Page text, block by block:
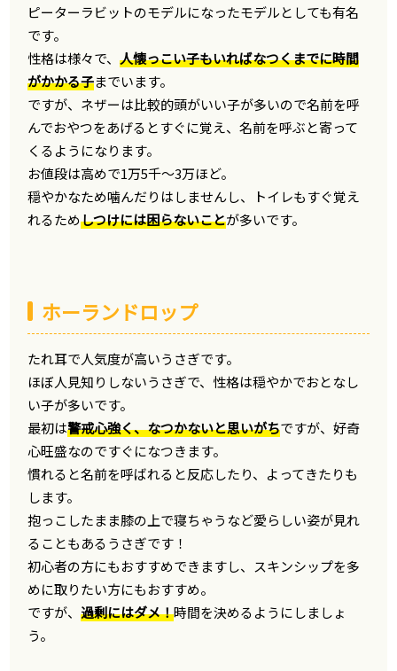
ピーターラビットのモデルになったモデルとしても有名
です。
性格は様々で、人懐っこい子もいればなつくまでに時間
がかかる子までいます。
ですが、ネザーは比較的頭がいい子が多いので名前を呼
んでおやつをあげるとすぐに覚え、名前を呼ぶと寄って
くるようになります。
お値段は高めで1万5千～3万ほど。
穏やかなため噛んだりはしませんし、トイレもすぐ覚え
れるためしつけには困らないことが多いです。
ホーランドロップ
たれ耳で人気度が高いうさぎです。
ほぼ人見知りしないうさぎで、性格は穏やかでおとなし
い子が多いです。
最初は警戒心強く、なつかないと思いがちですが、好奇
心旺盛なのですぐになつきます。
慣れると名前を呼ばれると反応したり、よってきたりも
します。
抱っこしたまま膝の上で寝ちゃうなど愛らしい姿が見れ
ることもあるうさぎです！
初心者の方にもおすすめできますし、スキンシップを多
めに取りたい方にもおすすめ。
ですが、過剰にはダメ！時間を決めるようにしましょ
う。